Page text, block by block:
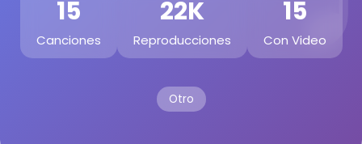
15
Canciones
22K
Reproducciones
15
Con Video
Otro